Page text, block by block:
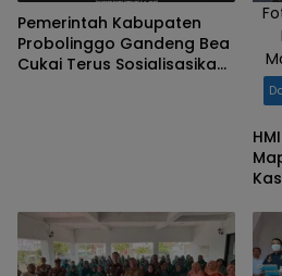
Pemerintah Kabupaten
Probolinggo Gandeng Bea
Cukai Terus Sosialisasikan